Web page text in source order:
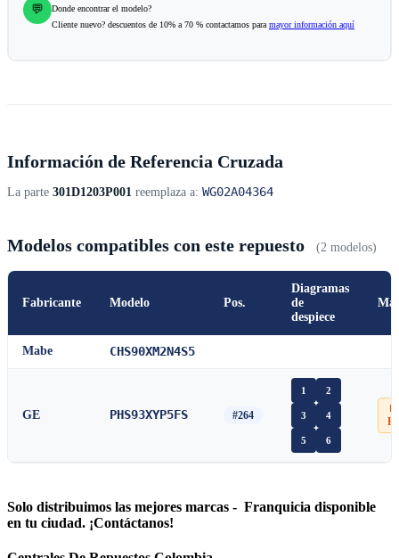
💬
Donde encontrar el modelo?
Cliente nuevo? descuentos de 10% a 70 % contactamos para mayor información aquí
Información de Referencia Cruzada
La parte 301D1203P001 reemplaza a: WG02A04364
Modelos compatibles con este repuesto (2 modelos)
Fabricante Modelo Pos.
Diagramas
de
despiece
Mabe CHS90XM2N4S5
GE PHS93XYP5FS #264
1 2
3 4
5 6
📄
Solo distribuimos las mejores marcas - Franquicia disponible
en tu ciudad. ¡Contáctanos!